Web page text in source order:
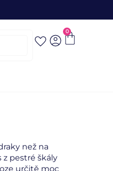
0
než na
z pestré škály
určitě moc